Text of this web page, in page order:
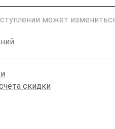
может
скидки